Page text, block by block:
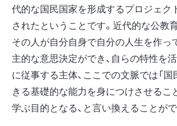
代的な国民国家を形成するプロジェク
されたということです。近代的な公教
その人が自分自身で自分の人生を作っ
主的な意思決定ができ、自らの特性を
に従事する主体、ここでの文脈では「国
きる基礎的な能力を身につけさせるこ
学ぶ目的となる、と言い換えることが